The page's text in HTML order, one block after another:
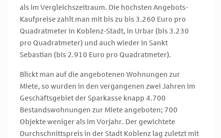
als im Vergleichszeitraum. Die höchsten Angebots-
Kaufpreise zahlt man mit bis zu bis 3.260 Euro pro
Quadratmeter in Koblenz-Stadt, in Urbar (bis 3.230
pro Quadratmeter) und auch wieder in Sankt
Sebastian (bis 2.910 Euro pro Quadratmeter).
Blickt man auf die angebotenen Wohnungen zur
Miete, so wurden in den vergangenen zwei Jahren im
Geschäftsgebiet der Sparkasse knapp 4.700
Bestandswohnungen zur Miete angeboten; 700
Objekte weniger als im Vorjahr. Der gewichtete
Durchschnittspreis in der Stadt Koblenz lag zuletzt mit